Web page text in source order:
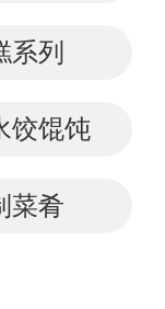
系列
饺馄饨
菜肴